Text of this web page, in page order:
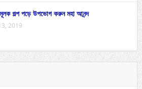
গল্প পড়ে উপভোগ করুন মহা আনন্দ
2019